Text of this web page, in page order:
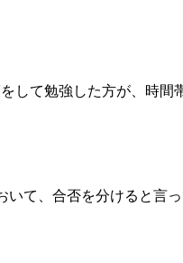
して勉強した方が、時間
て、合否を分けると言